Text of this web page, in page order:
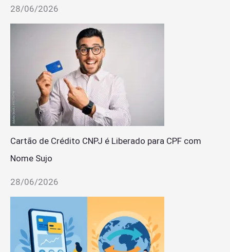
28/06/2026
Cartão de Crédito CNPJ é Liberado para CPF com
Nome Sujo
28/06/2026